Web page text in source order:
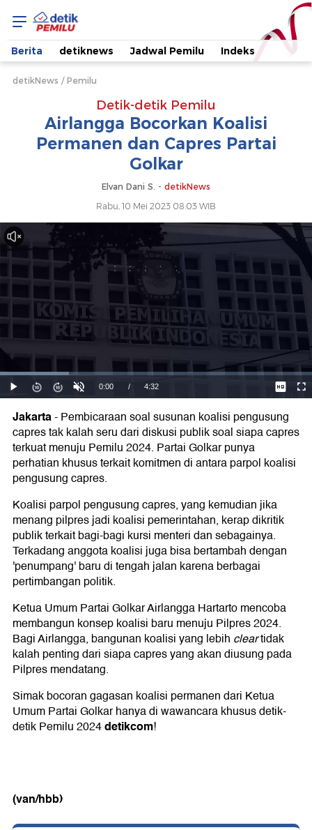
Airlangga
Bocorkan
Koalisi
Permanen
Capres
Partai
Golkar
Berita detiknews Jadwal Pemilu Indeks
detikNews Pemilu
Detik-detik Pemilu
Airlangga Bocorkan Koalisi
Permanen dan Capres Partai
Golkar
Elvan Dani S. - detikNews
Rabu, 10 Mei 2023 08:03 WIB
Jakarta-Pembicaraan soal susunan koalisi pengusung
capres tak kalah seru dari diskusi publik soal siapa capres
terkuat menuju Pemilu 2024. Partai Golkar punya
perhatian khusus terkait komitmen di antara parpol koalisi
pengusung capres.
Koalisi parpol pengusung capres, yang kemudian jika
menang pilpres jadi koalisi pemerintahan, kerap dikritik
publik terkait bagi-bagi kursi menteri dan sebagainya.
Terkadang anggota koalisi juga bisa bertambah dengan
'penumpang' baru di tengah jalan karena berbagai
pertimbangan politik.
Ketua Umum Partai Golkar Airlangga Hartarto mencoba
membangun konsep koalisi baru menuju Pilpres 2024.
Bagi Airlangga, bangunan koalisi yang lebih cleartidak
kalah penting dari siapa capres yang akan diusung pada
Pilpres mendatang.
Simak bocoran gagasan koalisi permanen dari Ketua
Umum Partai Golkar hanya di wawancara khusus detik-
detik Pemilu 2024detikcom!
(van/hbb)